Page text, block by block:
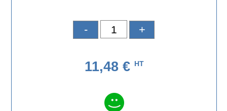
- +
11,48 € HT